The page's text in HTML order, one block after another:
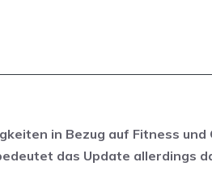
in Bezug auf Fitness und
das Update allerdings